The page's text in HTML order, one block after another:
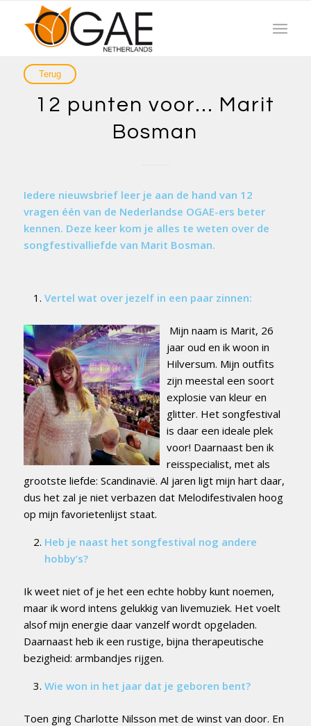
12 punten voor… Marit
Bosman
Iedere nieuwsbrief leer je aan de hand van 12
vragen één van de Nederlandse OGAE-ers beter
kennen. Deze keer kom je alles te weten over de
songfestivalliefde van Marit Bosman.
Vertel wat over jezelf in een paar zinnen:
Mijn naam is Marit, 26
jaar oud en ik woon in
Hilversum. Mijn outfits
zijn meestal een soort
explosie van kleur en
glitter. Het songfestival
is daar een ideale plek
voor! Daarnaast ben ik
reisspecialist, met als
grootste liefde: Scandinavië. Al jaren ligt mijn hart daar,
dus het zal je niet verbazen dat Melodifestivalen hoog
op mijn favorietenlijst staat.
Heb je naast het songfestival nog andere
hobby’s?
Ik weet niet of je het een echte hobby kunt noemen,
maar ik word intens gelukkig van livemuziek. Het voelt
alsof mijn energie daar vanzelf wordt opgeladen.
Daarnaast heb ik een rustige, bijna therapeutische
bezigheid: armbandjes rijgen.
Wie won in het jaar dat je geboren bent?
Toen ging Charlotte Nilsson met de winst van door. En